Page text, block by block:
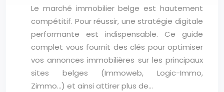
Le marché immobilier belge est hautement
compétitif. Pour réussir, une stratégie digitale
performante est indispensable. Ce guide
complet vous fournit des clés pour optimiser
vos annonces immobilières sur les principaux
sites belges (Immoweb, Logic-Immo,
Zimmo…) et ainsi attirer plus de…